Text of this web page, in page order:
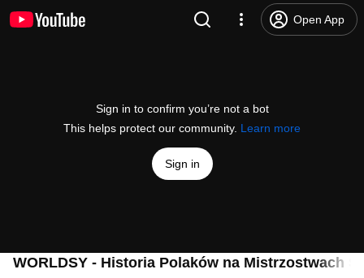
Open App
Sign in to confirm you’re not a bot
This helps protect our community. Learn more
Sign in
WORLDSY - Historia Polaków na Mistrzostwach